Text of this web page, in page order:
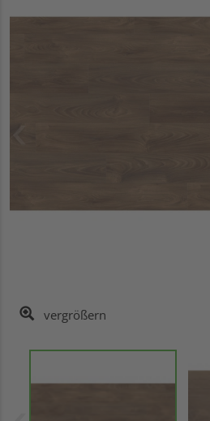
vergrößern